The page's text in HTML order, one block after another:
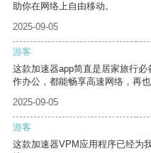
助你在网络上自由移动。
2025-09-05
游客
这款加速器app简直是居家旅行
作办公，都能畅享高速网络，再
2025-09-05
游客
这款加速器VPM应用程序已经为